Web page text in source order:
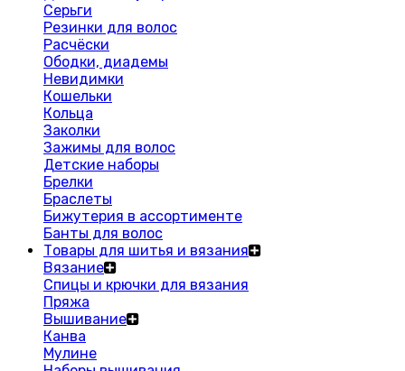
Серьги
Резинки для волос
Расчёски
Ободки, диадемы
Невидимки
Кошельки
Кольца
Заколки
Зажимы для волос
Детские наборы
Брелки
Браслеты
Бижутерия в ассортименте
Банты для волос
Товары для шитья и вязания
Вязание
Спицы и крючки для вязания
Пряжа
Вышивание
Канва
Мулине